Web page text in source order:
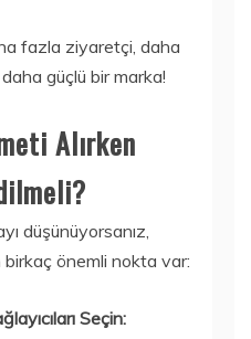
fazla ziyaretçi, daha
güçlü bir marka!
Alırken
düşünüyorsanız,
önemli nokta var:
Seçin: